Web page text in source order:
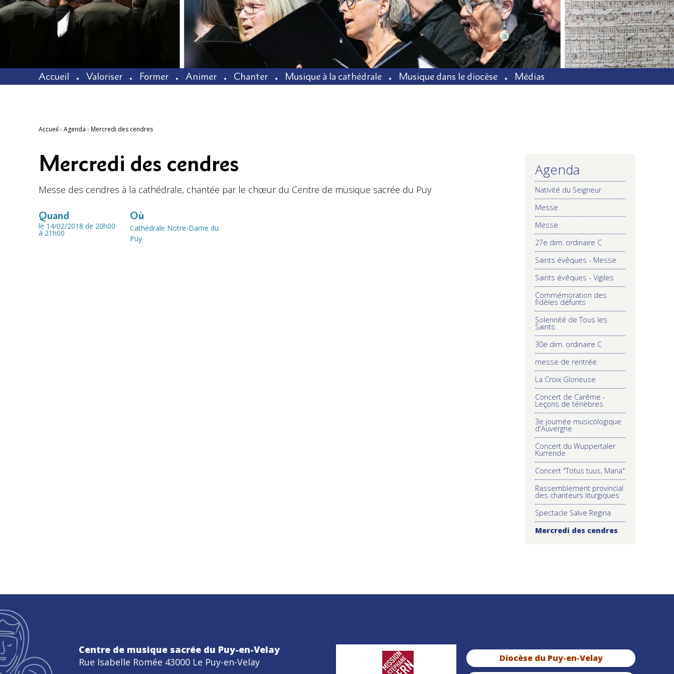
Accueil Valoriser Former Animer Chanter Musique à la cathédrale Musique dans le diocèse Médias
Accueil › Agenda › Mercredi des cendres
NAVIGATION
Agenda
Nativité du Seigneur
Messe
Messe
27e dim. ordinaire C
Saints évêques - Messe
Saints évêques - Vigiles
Commémoration des
fidèles défunts
Solennité de Tous les
Saints
30e dim. ordinaire C
messe de rentrée
La Croix Glorieuse
Concert de Carême -
Leçons de ténèbres
3e journée musicologique
d'Auvergne
Concert du Wuppertaler
Kurrende
Concert "Totus tuus, Maria"
Rassemblement provincial
des chanteurs liturgiques
Spectacle Salve Regina
Mercredi des cendres
Mercredi des cendres
Messe des cendres à la cathédrale, chantée par le chœur du Centre de musique sacrée du Puy
Quand
le 14/02/2018 de 20h00
à 21h00
Où
Cathédrale Notre-Dame du
Puy
Diocèse du Puy-en-Velay
Centre de musique sacrée du Puy-en-Velay
Rue Isabelle Romée 43000 Le Puy-en-Velay